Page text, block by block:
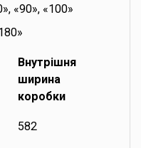
«90», «100»
Внутрішня
ширина
коробки
582